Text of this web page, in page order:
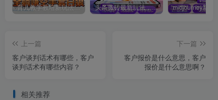
育儿教学教培新玩法，AI生成教学视频，市场大，操作简单，变现天花板非常高 头条搬砖最新玩法，文章+视频用AI全搞定，一天5张+不是问题，每天只需10分钟
上一篇
客户谈判话术有哪些，客户
谈判话术有哪些内容？
下一篇
客户报价是什么意思，客户
报价是什么意思啊？
相关推荐